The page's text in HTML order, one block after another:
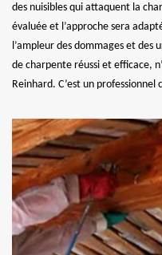
des nuisibles qui attaquent la
évaluée et l’approche sera
l’ampleur des dommages et
de charpente réussi et efficace,
Reinhard. C’est un